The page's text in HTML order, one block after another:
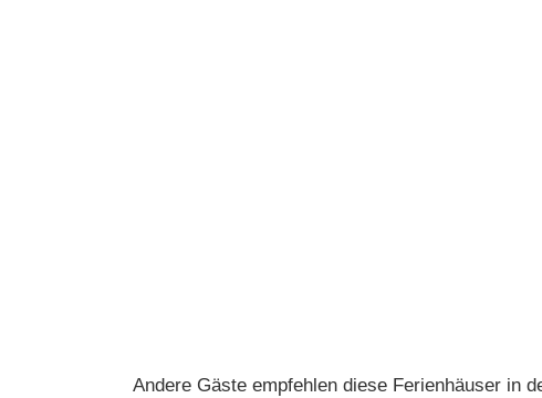
Andere Gäste empfehlen diese Ferienhäuser in